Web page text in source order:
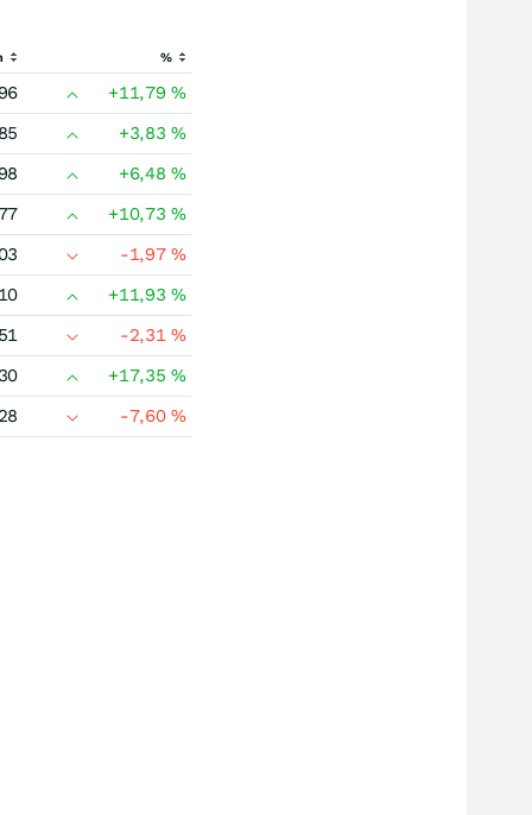
%
+11,79%
+3,83%
+6,48%
+10,73%
-1,97%
+11,93%
-2,31%
+17,35%
-7,60%